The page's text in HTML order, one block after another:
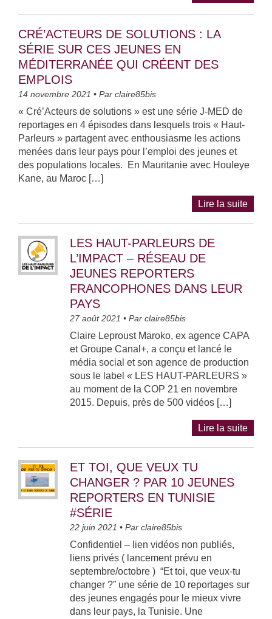
CRÉ’ACTEURS DE SOLUTIONS : LA
SÉRIE SUR CES JEUNES EN
MÉDITERRANÉE QUI CRÉENT DES
EMPLOIS
14 novembre 2021 • Par claire85bis
« Cré’Acteurs de solutions » est une série J-MED de
reportages en 4 épisodes dans lesquels trois « Haut-
Parleurs » partagent avec enthousiasme les actions
menées dans leur pays pour l’emploi des jeunes et
des populations locales. En Mauritanie avec Houleye
Kane, au Maroc […]
Lire la suite
LES HAUT-PARLEURS DE
L’IMPACT – RÉSEAU DE
JEUNES REPORTERS
FRANCOPHONES DANS LEUR
PAYS
27 août 2021 • Parclaire85bis
Claire Leproust Maroko, ex agence CAPA
et Groupe Canal+, a conçu et lancé le
média social et son agence de production
sous le label « LES HAUT-PARLEURS »
au moment de la COP 21 en novembre
2015. Depuis, près de 500 vidéos […]
Lire la suite
ET TOI, QUE VEUX TU
CHANGER ? PAR 10 JEUNES
REPORTERS EN TUNISIE
#SÉRIE
22 juin 2021 • Parclaire85bis
Confidentiel – lien vidéos non publiés,
liens privés ( lancement prévu en
septembre/octobre ) “Et toi, que veux-tu
changer ?” une série de 10 reportages sur
des jeunes engagés pour le mieux vivre
dans leur pays, la Tunisie. Une